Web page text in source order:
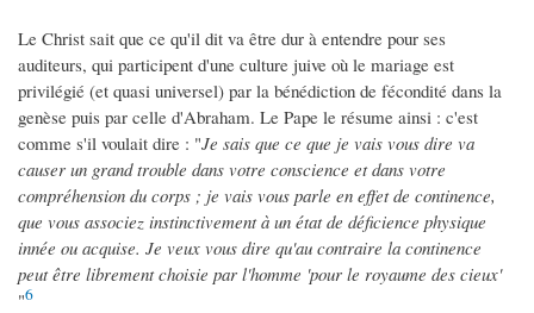
Le Christ sait que ce qu'il dit va être dur à entendre pour ses
auditeurs, qui participent d'une culture juive où le mariage est
privilégié (et quasi universel) par la bénédiction de fécondité dans la
genèse puis par celle d'Abraham. Le Pape le résume ainsi : c'est
comme s'il voulait dire : "Je sais que ce que je vais vous dire va
causer un grand trouble dans votre conscience et dans votre
compréhension du corps ; je vais vous parle en effet de continence,
que vous associez instinctivement à un état de déficience physique
innée ou acquise. Je veux vous dire qu'au contraire la continence
peut être librement choisie par l'homme 'pour le royaume des cieux'
"6